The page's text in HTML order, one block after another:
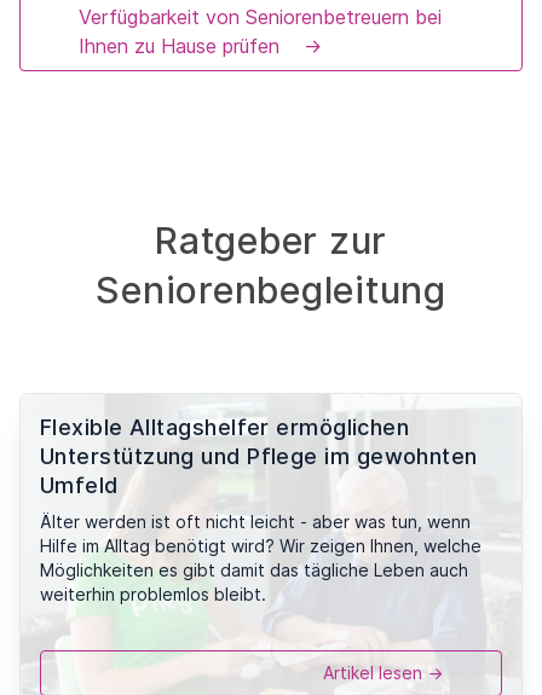
Verfügbarkeit von Seniorenbetreuern bei
Ihnen zu Hause prüfen
→
Ratgeber zur
Seniorenbegleitung
Flexible Alltagshelfer ermöglichen
Unterstützung und Pflege im gewohnten
Umfeld
Älter werden ist oft nicht leicht - aber was tun, wenn
Hilfe im Alltag benötigt wird? Wir zeigen Ihnen, welche
Möglichkeiten es gibt damit das tägliche Leben auch
weiterhin problemlos bleibt.
Artikel lesen ->